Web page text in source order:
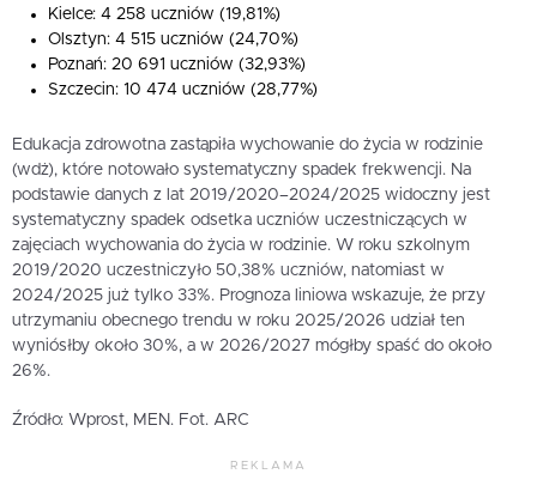
Kielce: 4 258 uczniów (19,81%)
Olsztyn: 4 515 uczniów (24,70%)
Poznań: 20 691 uczniów (32,93%)
Szczecin: 10 474 uczniów (28,77%)
Edukacja zdrowotna zastąpiła wychowanie do życia w rodzinie
(wdż), które notowało systematyczny spadek frekwencji. Na
podstawie danych z lat 2019/2020–2024/2025 widoczny jest
systematyczny spadek odsetka uczniów uczestniczących w
zajęciach wychowania do życia w rodzinie. W roku szkolnym
2019/2020 uczestniczyło 50,38% uczniów, natomiast w
2024/2025 już tylko 33%. Prognoza liniowa wskazuje, że przy
utrzymaniu obecnego trendu w roku 2025/2026 udział ten
wyniósłby około 30%, a w 2026/2027 mógłby spaść do około
26%.
Źródło: Wprost, MEN. Fot. ARC
REKLAMA